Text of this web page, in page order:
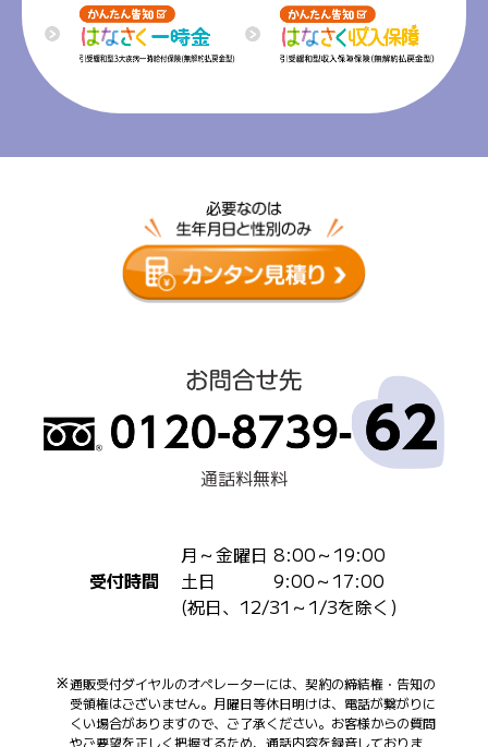
通話料無料
受付時間
月～金曜日 8:00～19:00
土日 9:00～17:00
(祝日、12/31～1/3を除く)
通販受付ダイヤルのオペレーターには、契約の締結権・告知の
受領権はございません。月曜日等休日明けは、電話が繋がりに
くい場合がありますので、ご了承ください。お客様からの質問
やご要望を正しく把握するため、通話内容を録音しておりま